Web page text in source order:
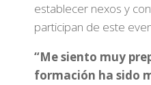
establecer nexos y
participan de este
“Me siento muy
formación ha sido